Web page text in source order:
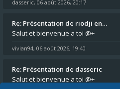
dasseric, 06 août 2026, 20:17
Re: Présentation de riodji en…
Salut et bienvenue a toi @+
vivian94, 06 août 2026, 19:40
Re: Présentation de dasseric
Salut et bienvenue a toi @+